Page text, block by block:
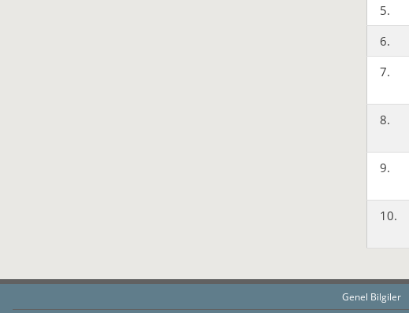
5.
6.
7.
8.
9.
10.
Genel Bilgiler